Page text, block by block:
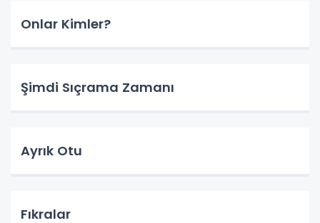
Onlar Kimler?
Şimdi Sıçrama Zamanı
Ayrık Otu
Fıkralar